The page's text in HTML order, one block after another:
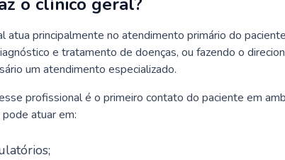
atua principalmente no atendimento primário do
e tratamento de doenças, ou fazendo o
um atendimento especializado.
profissional é o primeiro contato do paciente em
atuar em: